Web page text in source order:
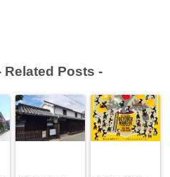
Related Posts -